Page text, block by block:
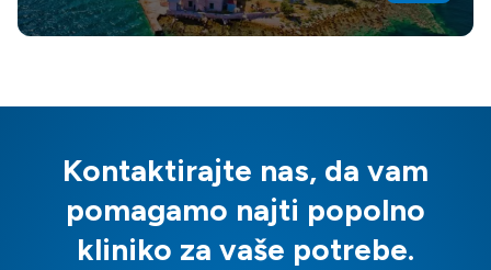
Kontaktirajte nas, da vam
pomagamo najti popolno
kliniko za vaše potrebe.